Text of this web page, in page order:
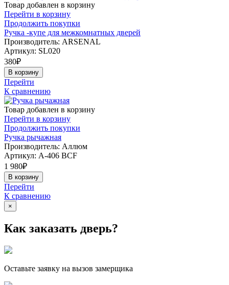
Товар добавлен в корзину
Перейти в корзину
Продолжить покупки
Ручка -купе для межкомнатных дверей
Производитель: ARSENAL
Артикул: SL020
380₽
В корзину
Перейти
К сравнению
Товар добавлен в корзину
Перейти в корзину
Продолжить покупки
Ручка рычажная
Производитель: Аллюм
Артикул: А-406 BCF
1 980₽
В корзину
Перейти
К сравнению
×
Как заказать дверь?
Оставьте заявку на вызов замерщика